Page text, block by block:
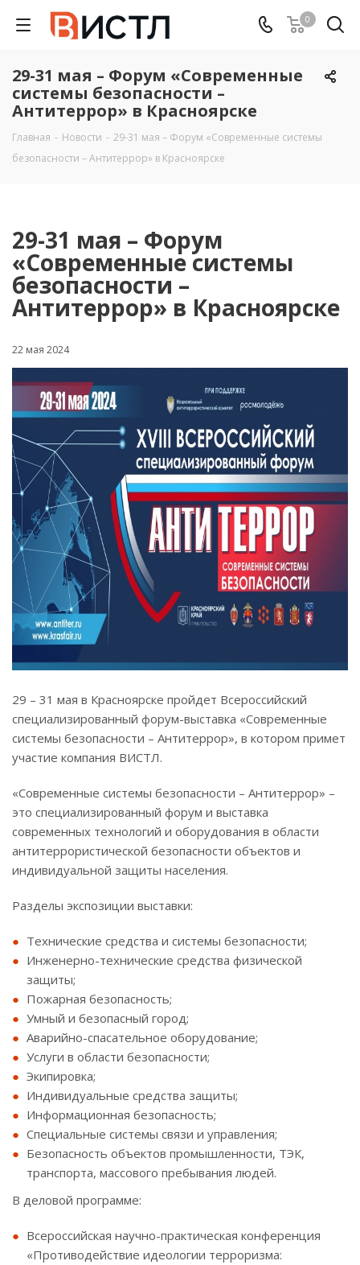
0
29-31 мая – Форум «Современные
системы безопасности –
Антитеррор» в Красноярске
Главная - Новости - 29-31 мая – Форум «Современные системы
безопасности – Антитеррор» в Красноярске
29-31 мая – Форум
«Современные системы
безопасности –
Антитеррор» в Красноярске
22 мая 2024
29 – 31 мая в Красноярске пройдет Всероссийский
специализированный форум-выставка «Современные
системы безопасности – Антитеррор», в котором примет
участие компания ВИСТЛ.
«Современные системы безопасности – Антитеррор» –
это специализированный форум и выставка
современных технологий и оборудования в области
антитеррористической безопасности объектов и
индивидуальной защиты населения.
Разделы экспозиции выставки:
Технические средства и системы безопасности;
Инженерно-технические средства физической
защиты;
Пожарная безопасность;
Умный и безопасный город;
Аварийно-спасательное оборудование;
Услуги в области безопасности;
Экипировка;
Индивидуальные средства защиты;
Информационная безопасность;
Специальные системы связи и управления;
Безопасность объектов промышленности, ТЭК,
транспорта, массового пребывания людей.
В деловой программе:
Всероссийская научно-практическая конференция
«Противодействие идеологии терроризма: